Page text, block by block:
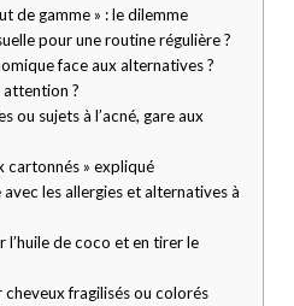
de gamme » : le dilemme
pour une routine régulière ?
face aux alternatives ?
attention ?
ou sujets à l’acné, gare aux
cartonnés » expliqué
les allergies et alternatives à
de coco et en tirer le
cheveux fragilisés ou colorés